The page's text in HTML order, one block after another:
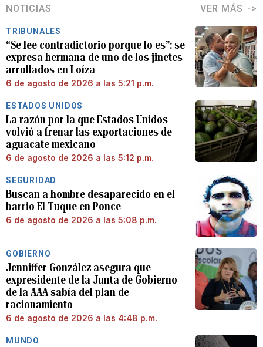
NOTICIAS VER MÁS
TRIBUNALES
“Se lee contradictorio porque lo es”: se
expresa hermana de uno de los jinetes
arrollados en Loíza
6 de agosto de 2026 a las 5:21 p.m.
ESTADOS UNIDOS
La razón por la que Estados Unidos
volvió a frenar las exportaciones de
aguacate mexicano
6 de agosto de 2026 a las 5:12 p.m.
SEGURIDAD
Buscan a hombre desaparecido en el
barrio El Tuque en Ponce
6 de agosto de 2026 a las 5:08 p.m.
GOBIERNO
Jenniffer González asegura que
expresidente de la Junta de Gobierno
de la AAA sabía del plan de
racionamiento
6 de agosto de 2026 a las 4:48 p.m.
MUNDO